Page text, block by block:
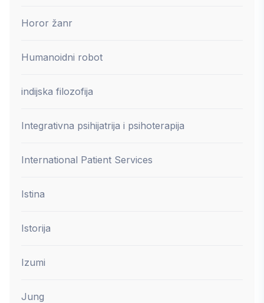
Horor žanr
Humanoidni robot
indijska filozofija
Integrativna psihijatrija i psihoterapija
International Patient Services
Istina
Istorija
Izumi
Jung